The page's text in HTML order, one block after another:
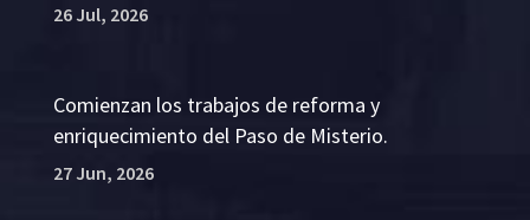
26 Jul, 2026
Comienzan los trabajos de reforma y
enriquecimiento del Paso de Misterio.
27 Jun, 2026